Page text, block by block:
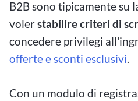
B2B sono tipicamente su
volerstabilire criteri di
concedere privilegi
offerte e sconti esclusivi.
Con un modulo di